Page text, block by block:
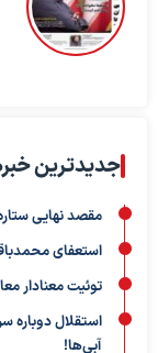
جدیدترین
مقصد نهایی
استعفای
توئیت معنادار
استقلال دوباره
آبی‌ها!